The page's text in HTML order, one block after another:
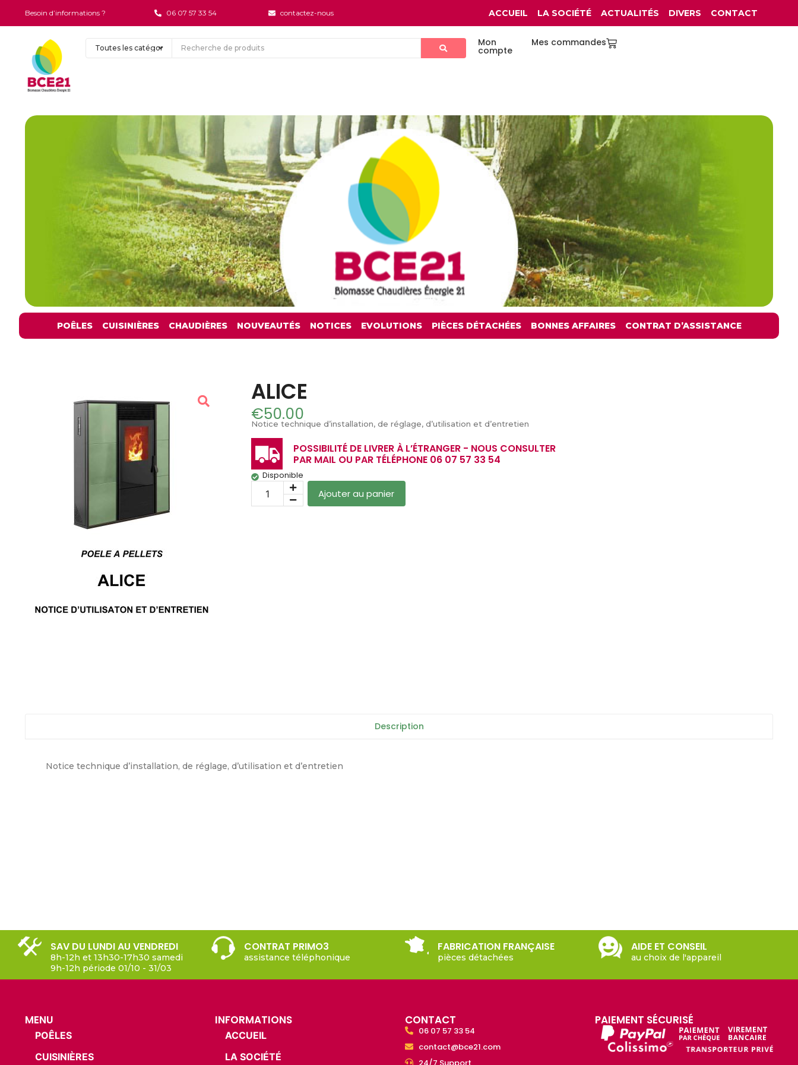
Besoin d’informations ? 06 07 57 33 54 contactez-nous ACCUEIL LA SOCIÉTÉ ACTUALITÉS DIVERS CONTACT
Mon
compte
Mes commandes
POÊLES CUISINIÈRES CHAUDIÈRES NOUVEAUTÉS NOTICES EVOLUTIONS PIÈCES DÉTACHÉES BONNES AFFAIRES CONTRAT D’ASSISTANCE
ALICE
€50.00
Notice technique d’installation, de réglage, d’utilisation et d’entretien
POSSIBILITÉ DE LIVRER À L’ÉTRANGER - NOUS CONSULTER
PAR MAIL OU PAR TÉLÉPHONE 06 07 57 33 54
Disponible
Ajouter au panier
Description
Notice technique d’installation, de réglage, d’utilisation et d’entretien
SAV DU LUNDI AU VENDREDI
8h-12h et 13h30-17h30 samedi
9h-12h période 01/10 - 31/03
CONTRAT PRIMO3
assistance téléphonique
FABRICATION FRANÇAISE
pièces détachées
AIDE ET CONSEIL
au choix de l'appareil
MENU
POÊLES
CUISINIÈRES
INFORMATIONS
ACCUEIL
LA SOCIÉTÉ
CONTACT
06 07 57 33 54
contact@bce21.com
PAIEMENT SÉCURISÉ